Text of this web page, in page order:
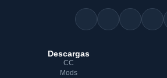
Descargas
CC
Mods